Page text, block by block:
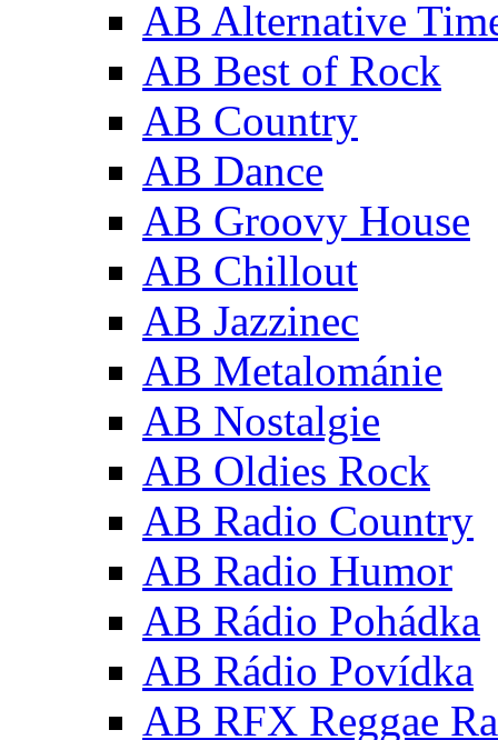
AB Alternative
AB Best of Rock
AB Country
AB Dance
AB Groovy House
AB Chillout
AB Jazzinec
AB Metalománie
AB Nostalgie
AB Oldies Rock
AB Radio Country
AB Radio Humor
AB Rádio Pohádka
AB Rádio Povídka
AB RFX Reggae